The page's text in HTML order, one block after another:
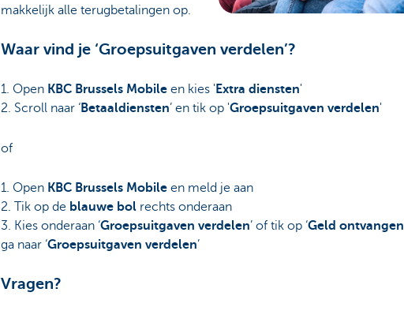
makkelijk alle terugbetalingen op.
Waar vind je ‘Groepsuitgaven verdelen’?
1. Open KBC Brussels Mobileen kies ' Extra diensten'
2. Scroll naar ‘Betaaldiensten’ en tik op 'Groepsuitgaven verdelen'
of
1. Open KBC Brussels Mobile en meld je aan
2. Tik op de blauwe bol rechts onderaan
3. Kies onderaan ‘Groepsuitgaven verdelen’ of tik op ‘Geld ontvangen
ga naar ‘Groepsuitgaven verdelen’
Vragen?